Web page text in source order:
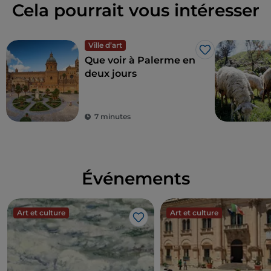
Cela pourrait vous intéresser
Ville d’art
J’aime
Que voir à Palerme en
deux jours
7 minutes
Événements
Art et culture
J’aime
Art et culture